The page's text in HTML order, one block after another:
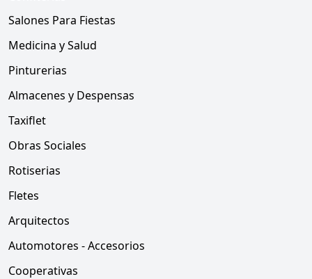
Salones Para Fiestas
Medicina y Salud
Pinturerias
Almacenes y Despensas
Taxiflet
Obras Sociales
Rotiserias
Fletes
Arquitectos
Automotores - Accesorios
Cooperativas